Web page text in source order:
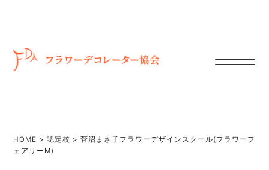
HOME >認定校 >菅沼まさ子フラワーデザインスクール(フラワーフ
ェアリーM)